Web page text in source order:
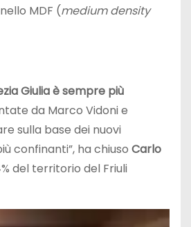
MDF (medium density
Giulia è sempre più
da Marco Vidoni e
sulla base dei nuovi
confinanti”, ha chiuso Carlo
del territorio del Friuli